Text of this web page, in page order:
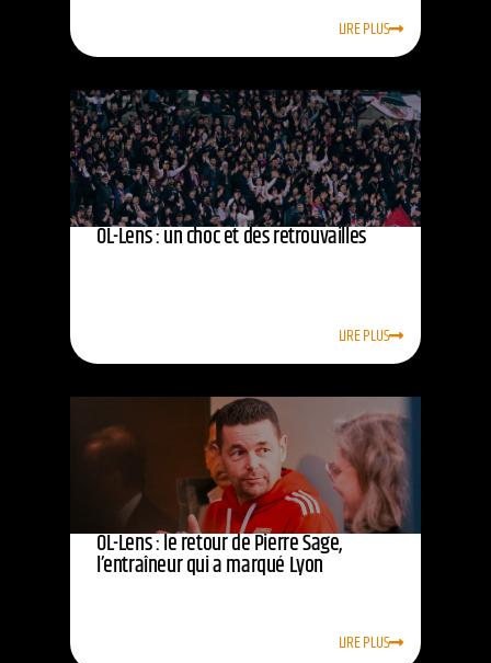
LIRE PLUS
OL-Lens : un choc et des retrouvailles
LIRE PLUS
OL-Lens : le retour de Pierre Sage,
l’entraîneur qui a marqué Lyon
LIRE PLUS